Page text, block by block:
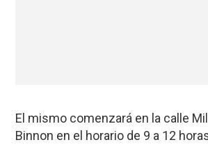
El mismo comenzará en la calle
Binnon en el horario de 9 a 12